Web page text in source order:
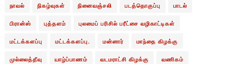
நாவல் நிகழ்வுகள் நினைவஞ்சலி படத்தொகுப்பு பாடல்
பிரான்ஸ் புத்தளம் புலமைப் பரிசில் பரீட்சை வழிகாட்டிகள்
மட்டக்களப்பு மட்டக்களப்பு. மன்னார் மாந்தை கிழக்கு
முல்லைத்தீவு யாழ்ப்பாணம் வடமராட்சி கிழக்கு வணிகம்